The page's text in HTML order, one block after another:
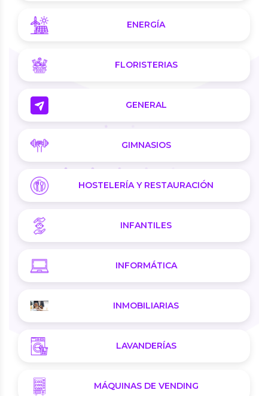
ENERGÍA
FLORISTERIAS
GENERAL
GIMNASIOS
HOSTELERÍA Y RESTAURACIÓN
INFANTILES
INFORMÁTICA
INMOBILIARIAS
LAVANDERÍAS
MÁQUINAS DE VENDING